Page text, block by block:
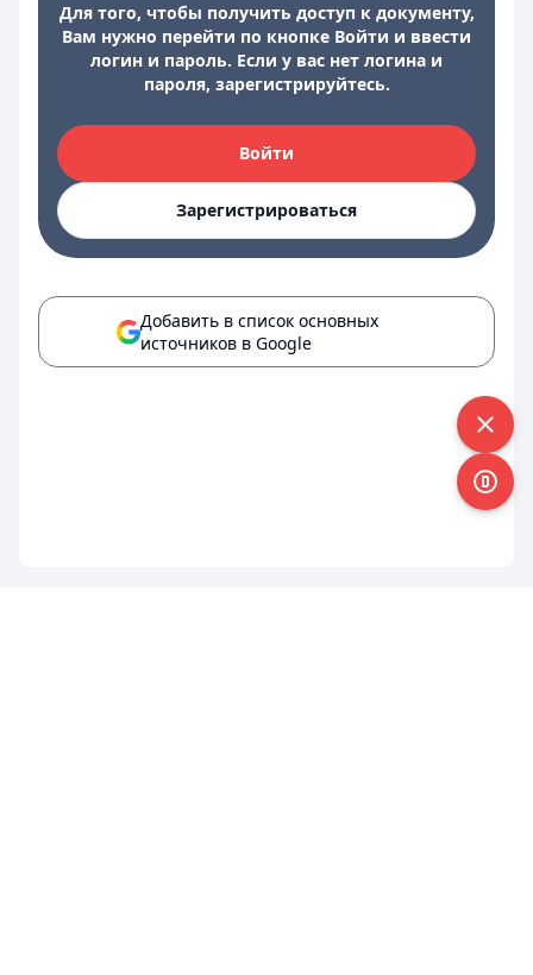
Для того, чтобы получить доступ к документу,
Вам нужно перейти по кнопке Войти и ввести
логин и пароль. Если у вас нет логина и
пароля, зарегистрируйтесь.
Войти
Зарегистрироваться
Добавить в список основных
источников в Google